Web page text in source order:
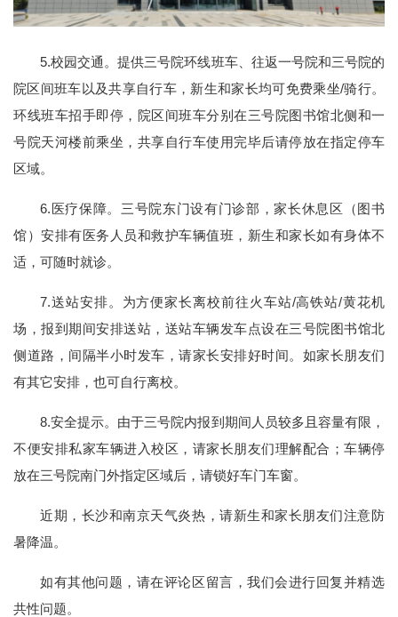
5.校园交通。提供三号院环线班车、往返一号院和三号院的
院区间班车以及共享自行车，新生和家长均可免费乘坐/骑行。
环线班车招手即停，院区间班车分别在三号院图书馆北侧和一
号院天河楼前乘坐，共享自行车使用完毕后请停放在指定停车
区域。
6.医疗保障。三号院东门设有门诊部，家长休息区（图书
馆）安排有医务人员和救护车辆值班，新生和家长如有身体不
适，可随时就诊。
7.送站安排。为方便家长离校前往火车站/高铁站/黄花机
场，报到期间安排送站，送站车辆发车点设在三号院图书馆北
侧道路，间隔半小时发车，请家长安排好时间。如家长朋友们
有其它安排，也可自行离校。
8.安全提示。由于三号院内报到期间人员较多且容量有限，
不便安排私家车辆进入校区，请家长朋友们理解配合；车辆停
放在三号院南门外指定区域后，请锁好车门车窗。
近期，长沙和南京天气炎热，请新生和家长朋友们注意防
暑降温。
如有其他问题，请在评论区留言，我们会进行回复并精选
共性问题。